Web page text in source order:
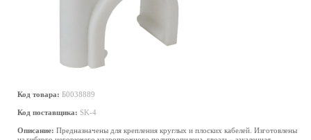
Код товара: Б0038889
Код поставщика: SK-4
Описание: Предназначены для крепления круглых и плоских кабелей. Изготовлены